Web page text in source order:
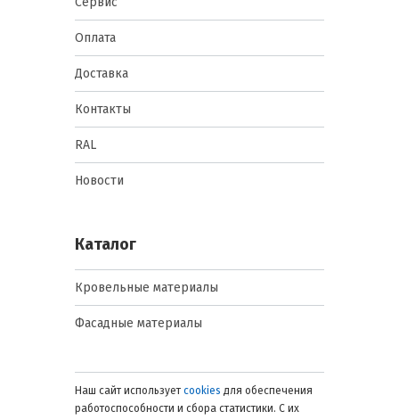
Оплата
Доставка
Контакты
RAL
Новости
Каталог
Кровельные материалы
Фасадные материалы
Наш сайт использует cookies для обеспечения
работоспособности и сбора статистики. С их